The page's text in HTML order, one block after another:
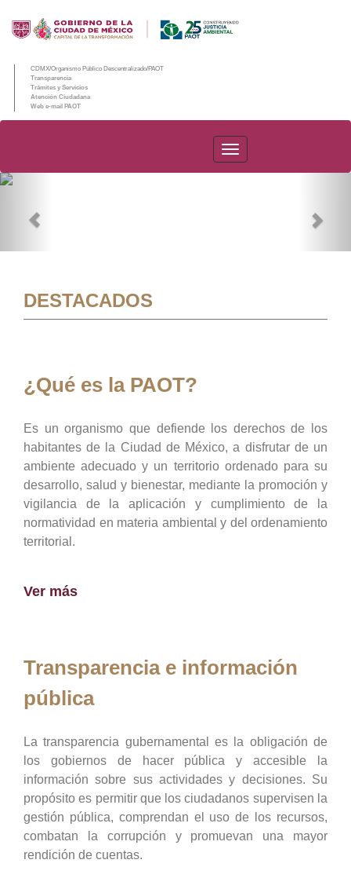
CDMX/Organismo Público Descentralizado/PAOT
Transparencia
Trámites y Servicios
Atención Ciudadana
Web e-mail PAOT
PAOT
DESTACADOS
¿Qué es la PAOT?
Es un organismo que defiende los derechos de los
habitantes de la Ciudad de México, a disfrutar de un
ambiente adecuado y un territorio ordenado para su
desarrollo, salud y bienestar, mediante la promoción y
vigilancia de la aplicación y cumplimiento de la
normatividad en materia ambiental y del ordenamiento
territorial.
Ver más
Transparencia e información
pública
La transparencia gubernamental es la obligación de
los gobiernos de hacer pública y accesible la
información sobre sus actividades y decisiones. Su
propósito es permitir que los ciudadanos supervisen la
gestión pública, comprendan el uso de los recursos,
combatan la corrupción y promuevan una mayor
rendición de cuentas.